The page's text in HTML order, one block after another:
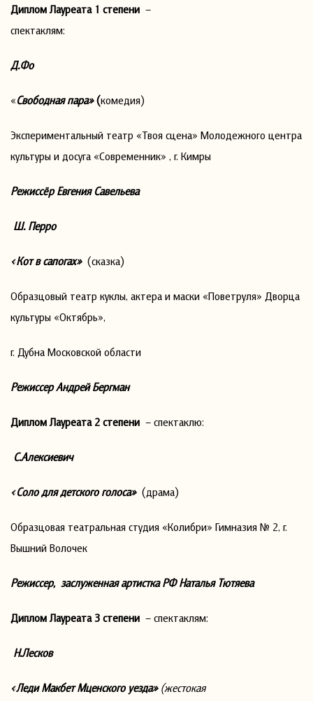
Диплом Лауреата 1 степени –
спектаклям:
Д.Фо
«Свободная пара»(комедия)
Экспериментальный театр «Твоя сцена» Молодежного центра
культуры и досуга «Современник» , г. Кимры
Режиссёр Евгения Савельева
Ш. Перро
«Кот в сапогах»(сказка)
Образцовый театр куклы, актера и маски «Поветруля» Дворца
культуры «Октябрь»,
г. Дубна Московской области
Режиссер Андрей Бергман
Диплом Лауреата 2 степени – спектаклю:
С.Алексиевич
«Соло для детского голоса»(драма)
Образцовая театральная студия «Колибри» Гимназия № 2, г.
Вышний Волочек
Режиссер, заслуженная артистка РФ Наталья Тютяева
Диплом Лауреата 3 степени – спектаклям:
Н.Лесков
«Леди Макбет Мценского уезда»(жестокая